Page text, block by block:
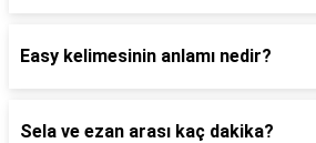
Easy kelimesinin anlamı nedir?
Sela ve ezan arası kaç dakika?